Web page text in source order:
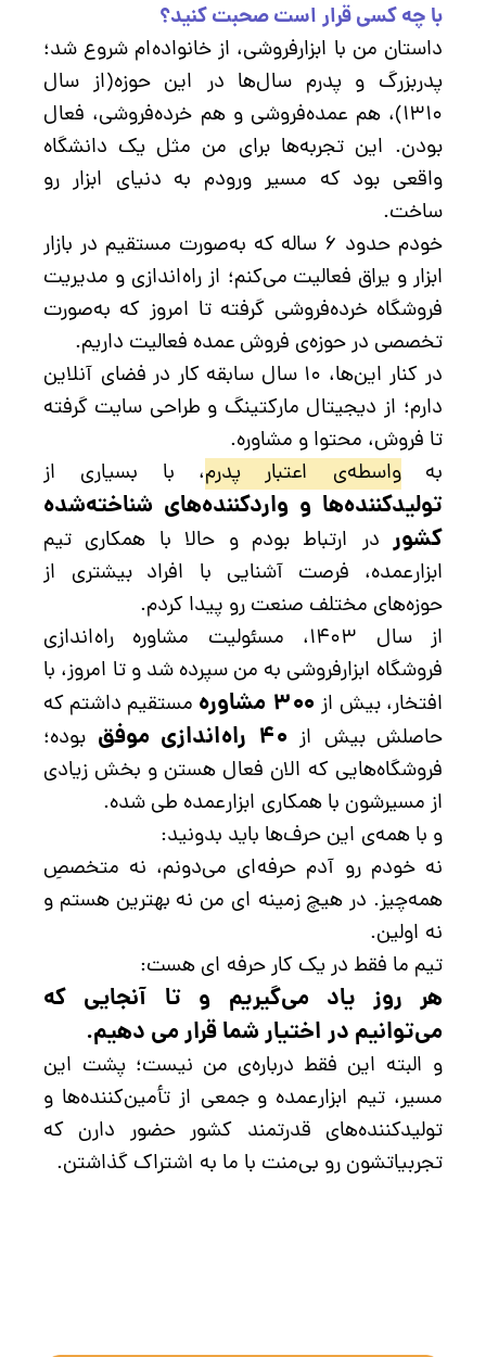
با چه کسی قرار است صحبت کنید؟
داستان من با ابزارفروشی، از خانواده‌ام شروع شد؛
پدربزرگ و پدرم سال‌ها در این حوزه(از سال
۱۳۱۰)، هم عمده‌فروشی و هم خرده‌فروشی، فعال
بودن. این تجربه‌ها برای من مثل یک دانشگاه
واقعی بود که مسیر ورودم به دنیای ابزار رو
ساخت.
خودم حدود ۶ ساله که به‌صورت مستقیم در بازار
ابزار و یراق فعالیت می‌کنم؛ از راه‌اندازی و مدیریت
فروشگاه خرده‌فروشی گرفته تا امروز که به‌صورت
تخصصی در حوزه‌ی فروش عمده فعالیت داریم.
در کنار این‌ها، ۱۰ سال سابقه کار در فضای آنلاین
دارم؛ از دیجیتال مارکتینگ و طراحی سایت گرفته
تا فروش، محتوا و مشاوره.
بهواسطه‌ی اعتبار پدرم، با بسیاری از
تولیدکننده‌ها و واردکننده‌های شناخته‌شده
کشور در ارتباط بودم و حالا با همکاری تیم
ابزارعمده، فرصت آشنایی با افراد بیشتری از
حوزه‌های مختلف صنعت رو پیدا کردم.
از سال ۱۴۰۳، مسئولیت مشاوره راه‌اندازی
فروشگاه ابزارفروشی به من سپرده شد و تا امروز، با
افتخار، بیش از ۳۰۰ مشاوره
مستقیم داشتم که
حاصلش بیش از ۴۰ راه‌اندازی موفق
بوده؛
فروشگاه‌هایی که الان فعال هستن و بخش زیادی
از مسیرشون با همکاری ابزارعمده طی شده.
و با همه‌ی این حرف‌ها باید بدونید:
نه خودم رو آدم حرفه‌ای می‌دونم، نه متخصصِ
همه‌چیز. در هیچ زمینه ای من نه بهترین هستم و
نه اولین.
تیم ما فقط در یک کار حرفه ای هست:
هر روز یاد می‌گیریم و تا آنجایی که
می‌توانیم در اختیار شما قرار می دهیم.
و البته این فقط درباره‌ی من نیست؛ پشت این
مسیر، تیم ابزارعمده و جمعی از تأمین‌کننده‌ها و
تولیدکننده‌های قدرتمند کشور حضور دارن که
تجربیاتشون رو بی‌منت با ما به اشتراک گذاشتن.